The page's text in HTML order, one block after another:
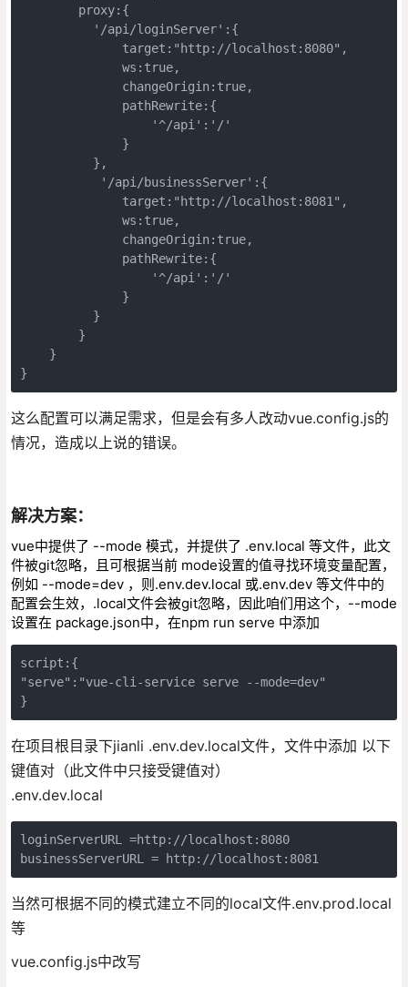
        proxy:{
          '/api/loginServer':{
              target:"http://localhost:8080",
              ws:true,
              changeOrigin:true,
              pathRewrite:{
                  '^/api':'/'
              }
          },
           '/api/businessServer':{
              target:"http://localhost:8081",
              ws:true,
              changeOrigin:true,
              pathRewrite:{
                  '^/api':'/'
              }
          }
        }
    }
}
这么配置可以满足需求，但是会有多人改动vue.config.js的
情况，造成以上说的错误。
解决方案：
vue中提供了 --mode 模式，并提供了 .env.local 等文件，此文
件被git忽略，且可根据当前 mode设置的值寻找环境变量配置，
例如 --mode=dev ，则.env.dev.local 或.env.dev 等文件中的
配置会生效，.local文件会被git忽略，因此咱们用这个，--mode
设置在 package.json中，在npm run serve 中添加
script:{
"serve":"vue-cli-service serve --mode=dev"
}
在项目根目录下jianli .env.dev.local文件，文件中添加 以下
键值对（此文件中只接受键值对）
.env.dev.local
loginServerURL =http://localhost:8080
businessServerURL = http://localhost:8081
当然可根据不同的模式建立不同的local文件.env.prod.local
等
vue.config.js中改写